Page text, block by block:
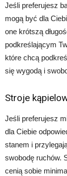
Jeśli preferujesz
mogą być dla
one krótszą
podkreślającym
które chcą
się wygodą i
Stroje
Jeśli preferujesz
dla Ciebie
stanem i
swobodę ruchów.
cenią sobie